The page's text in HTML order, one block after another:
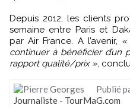
Depuis 2012, les clients
semaine entre Paris et
par Air France. A l’avenir, «
continuer à bénéficier
rapport qualité/prix »,
Publié
Journaliste - TourMaG.com